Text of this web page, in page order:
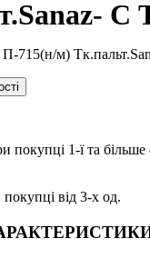
C
715(н/м)
1-ї та більше
від 3-х од.